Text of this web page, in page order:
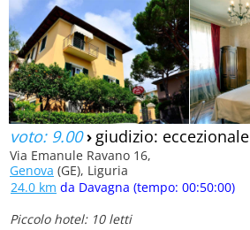
voto: 9.00› giudizio: eccezionale
Via Emanule Ravano 16,
Genova (GE), Liguria
24.0 km da Davagna (tempo: 00:50:00)
Piccolo hotel: 10 letti